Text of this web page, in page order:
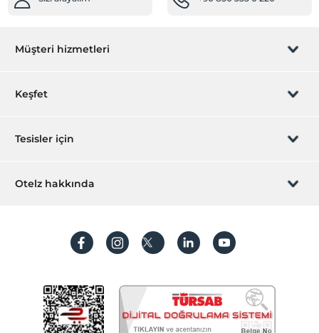
Müşteri hizmetleri
Rezervasyon yönet
Sıkça sorulan sorular
İşlem rehberi
Keşfet
Hediye Kart
Hesap oluştur
Tesisler için
Hemen tesisinizi ekleyin
Otelz hakkında
Koşullar ve şartlar